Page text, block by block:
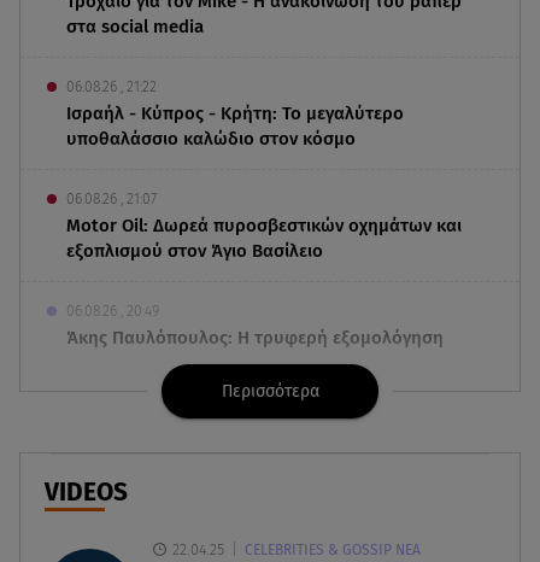
στα social media
06.08.26 , 21:22
Ισραήλ - Κύπρος - Κρήτη: Το μεγαλύτερο
υποθαλάσσιο καλώδιο στον κόσμο
06.08.26 , 21:07
Motor Oil: Δωρεά πυροσβεστικών οχημάτων και
εξοπλισμού στον Άγιο Βασίλειο
06.08.26 , 20:49
Άκης Παυλόπουλος: Η τρυφερή εξομολόγηση
της συζύγου του, Ελένης Φωτοπούλου
Πώς επικοινωνούν τα ελικόπτερα στη φωτιά και
Περισσότερα
VIDEOS
22.04.25 CELEBRITIES & GOSSIP ΝΕΑ